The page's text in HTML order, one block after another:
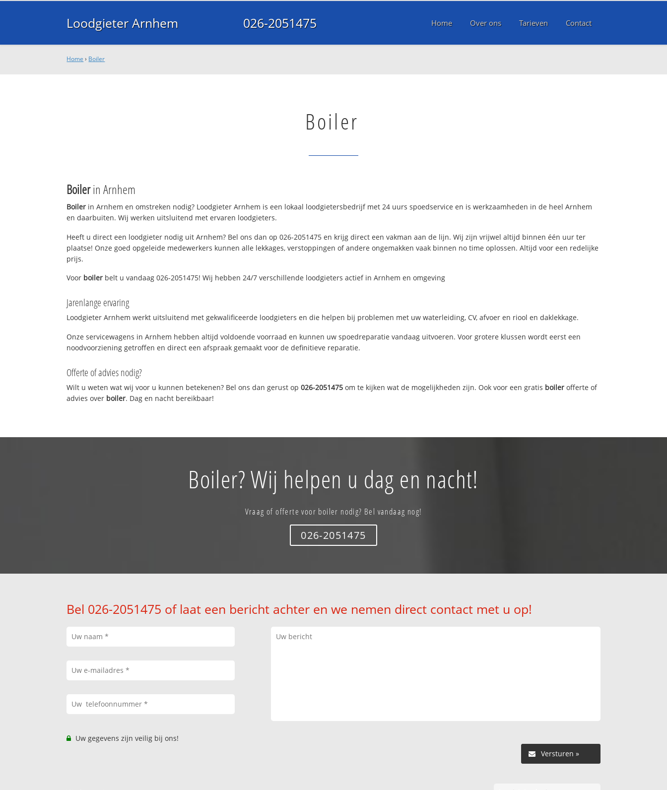
Loodgieter Arnhem 026-2051475 Home Over ons Tarieven Contact
Home › Boiler
Boiler
Boilerin Arnhem
Boiler in Arnhem en omstreken nodig? Loodgieter Arnhem is een lokaal loodgietersbedrijf met 24 uurs spoedservice en is werkzaamheden in de heel Arnhem
en daarbuiten. Wij werken uitsluitend met ervaren loodgieters.
Heeft u direct een loodgieter nodig uit Arnhem? Bel ons dan op 026-2051475 en krijg direct een vakman aan de lijn. Wij zijn vrijwel altijd binnen één uur ter
plaatse! Onze goed opgeleide medewerkers kunnen alle lekkages, verstoppingen of andere ongemakken vaak binnen no time oplossen. Altijd voor een redelijke
prijs.
Voor boiler belt u vandaag 026-2051475! Wij hebben 24/7 verschillende loodgieters actief in Arnhem en omgeving
Jarenlange ervaring
Loodgieter Arnhem werkt uitsluitend met gekwalificeerde loodgieters en die helpen bij problemen met uw waterleiding, CV, afvoer en riool en daklekkage.
Onze servicewagens in Arnhem hebben altijd voldoende voorraad en kunnen uw spoedreparatie vandaag uitvoeren. Voor grotere klussen wordt eerst een
noodvoorziening getroffen en direct een afspraak gemaakt voor de definitieve reparatie.
Offerte of advies nodig?
Wilt u weten wat wij voor u kunnen betekenen? Bel ons dan gerust op026-2051475 om te kijken wat de mogelijkheden zijn. Ook voor een gratis boiler offerte of
advies over boiler. Dag en nacht bereikbaar!
Boiler? Wij helpen u dag en nacht!
Vraag of offerte voor boiler nodig? Bel vandaag nog!
026-2051475
Bel 026-2051475 of laat een bericht achter en we nemen direct contact met u op!
Uw gegevens zijn veilig bij ons!
Versturen »